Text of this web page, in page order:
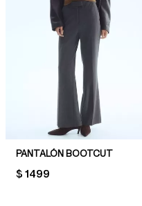
PANTALÓN BOOTCUT
PRICE:
$ 1499